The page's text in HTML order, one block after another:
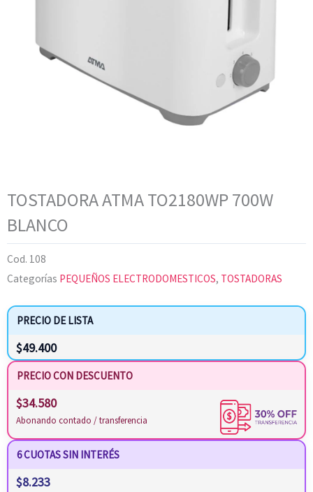
TOSTADORA ATMA TO2180WP 700W
BLANCO
Cod. 108
Categorías PEQUEÑOS ELECTRODOMESTICOS, TOSTADORAS
PRECIO DE LISTA
$49.400
PRECIO CON DESCUENTO
$34.580
Abonando contado / transferencia
6 CUOTAS SIN INTERÉS
$8.233